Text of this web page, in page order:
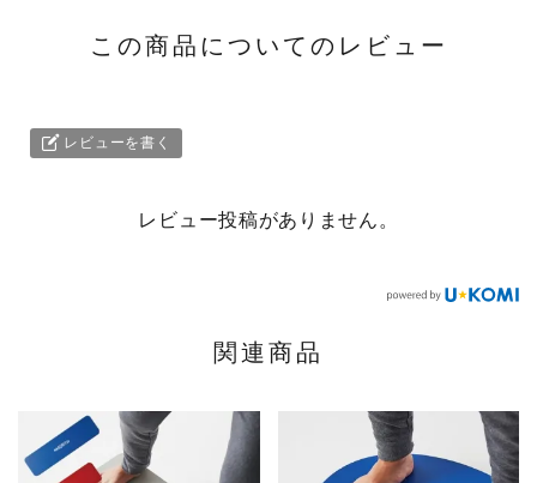
この商品についてのレビュー
レビューを書く
レビュー投稿がありません。
関連商品